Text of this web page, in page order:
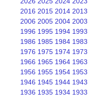
2016 2015 2014 2013
2006 2005 2004 2003
1996 1995 1994 1993
1986 1985 1984 1983
1976 1975 1974 1973
1966 1965 1964 1963
1956 1955 1954 1953
1946 1945 1944 1943
1936 1935 1934 1933